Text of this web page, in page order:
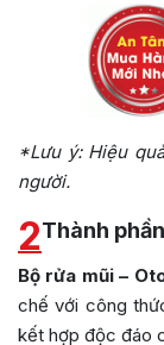
*Lưu ý: Hiệu
người.
2Thành
Bộ rửa mũi –
chế với công
kết hợp độc đáo